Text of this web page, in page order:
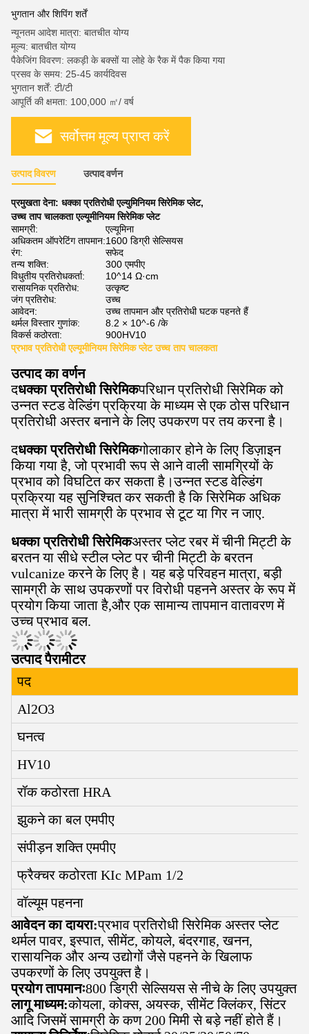
भुगतान और शिपिंग शर्तें
न्यूनतम आदेश मात्रा: बातचीत योग्य
मूल्य: बातचीत योग्य
पैकेजिंग विवरण: लकड़ी के बक्सों या लोहे के रैक में पैक किया गया
प्रसव के समय: 25-45 कार्यदिवस
भुगतान शर्तें: टी/टी
आपूर्ति की क्षमता: 100,000 ㎡/ वर्ष
सर्वोत्तम मूल्य प्राप्त करें
उत्पाद विवरण उत्पाद वर्णन
प्रमुखता देना: धक्का प्रतिरोधी एल्युमिनियम सिरेमिक प्लेट,
उच्च ताप चालकता एल्यूमीनियम सिरेमिक प्लेट
सामग्री:
एल्यूमिना
अधिकतम ऑपरेटिंग तापमान:1600 डिग्री सेल्सियस
रंग:
सफेद
तन्य शक्ति:
300 एमपीए
विधुतीय प्रतिरोधकर्ता:
10^14 Ω·cm
रासायनिक प्रतिरोध:
उत्कृष्ट
जंग प्रतिरोध:
उच्च
आवेदन:
उच्च तापमान और प्रतिरोधी घटक पहनते हैं
थर्मल विस्तार गुणांक:
8.2 × 10^-6 /के
विकर्स कठोरता:
900HV10
प्रभाव प्रतिरोधी एल्यूमीनियम सिरेमिक प्लेट उच्च ताप चालकता
उत्पाद का वर्णन
दधक्का प्रतिरोधी सिरेमिकपरिधान प्रतिरोधी सिरेमिक को
उन्नत स्टड वेल्डिंग प्रक्रिया के माध्यम से एक ठोस परिधान
प्रतिरोधी अस्तर बनाने के लिए उपकरण पर तय करना है।
दधक्का प्रतिरोधी सिरेमिकगोलाकार होने के लिए डिज़ाइन
किया गया है, जो प्रभावी रूप से आने वाली सामग्रियों के
प्रभाव को विघटित कर सकता है।उन्नत स्टड वेल्डिंग
प्रक्रिया यह सुनिश्चित कर सकती है कि सिरेमिक अधिक
मात्रा में भारी सामग्री के प्रभाव से टूट या गिर न जाए.
धक्का प्रतिरोधी सिरेमिकअस्तर प्लेट रबर में चीनी मिट्टी के
बरतन या सीधे स्टील प्लेट पर चीनी मिट्टी के बरतन
vulcanize करने के लिए है। यह बड़े परिवहन मात्रा, बड़ी
सामग्री के साथ उपकरणों पर विरोधी पहनने अस्तर के रूप में
प्रयोग किया जाता है,और एक सामान्य तापमान वातावरण में
उच्च प्रभाव बल.
उत्पाद पैरामीटर
पद
Al2O3
घनत्व
HV10
रॉक कठोरता HRA
झुकने का बल एमपीए
संपीड़न शक्ति एमपीए
फ्रैक्चर कठोरता KIc MPam 1/2
वॉल्यूम पहनना
आवेदन का दायरा:प्रभाव प्रतिरोधी सिरेमिक अस्तर प्लेट
थर्मल पावर, इस्पात, सीमेंट, कोयले, बंदरगाह, खनन,
रासायनिक और अन्य उद्योगों जैसे पहनने के खिलाफ
उपकरणों के लिए उपयुक्त है।
प्रयोग तापमानः800 डिग्री सेल्सियस से नीचे के लिए उपयुक्त
लागू माध्यम:कोयला, कोक्स, अयस्क, सीमेंट क्लिंकर, सिंटर
आदि जिसमें सामग्री के कण 200 मिमी से बड़े नहीं होते हैं।